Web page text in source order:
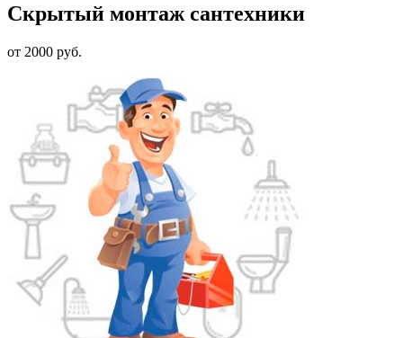
Скрытый монтаж сантехники
от 2000 руб.